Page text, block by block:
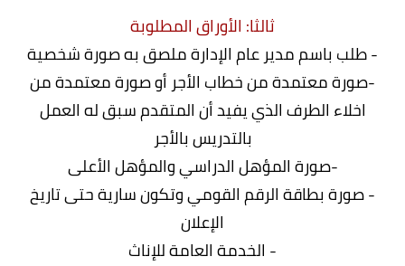
ثالثا: الأوراق المطلوبة
- طلب باسم مدير عام الإدارة ملصق به صورة شخصية
-صورة معتمدة من خطاب الأجر أو صورة معتمدة من
اخلاء الطرف الذي يفيد أن المتقدم سبق له العمل
بالتدريس بالأجر
-صورة المؤهل الدراسي والمؤهل الأعلى
- صورة بطاقة الرقم القومي وتكون سارية حتى تاريخ
الإعلان
- الخدمة العامة للإناث